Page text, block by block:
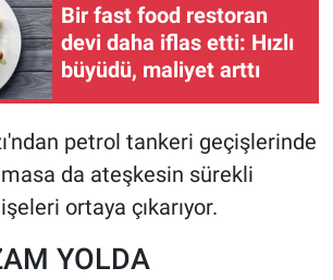
Bir fast food restoran
devi daha iflas etti: Hızlı
büyüdü, maliyet arttı
petrol tankeri geçişlerinde
da ateşkesin sürekli
ortaya çıkarıyor.
YOLDA